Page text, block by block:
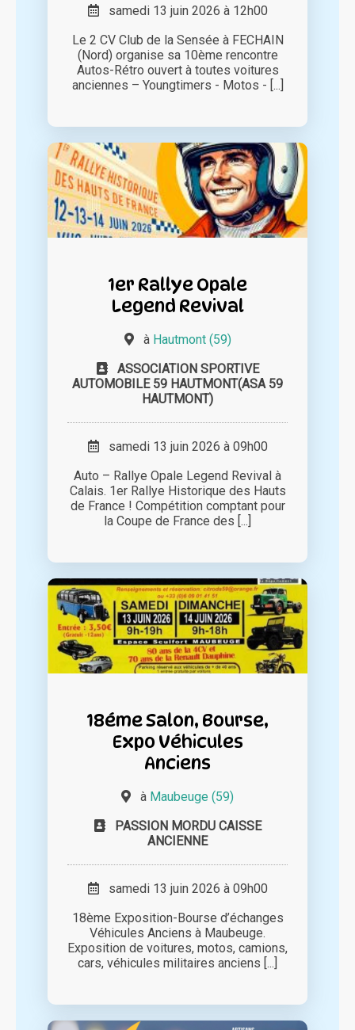
samedi 13 juin 2026 à 12h00
Le 2 CV Club de la Sensée à FECHAIN
(Nord) organise sa 10ème rencontre
Autos-Rétro ouvert à toutes voitures
anciennes – Youngtimers - Motos - [...]
1er Rallye Opale
Legend Revival
à Hautmont (59)
ASSOCIATION SPORTIVE
AUTOMOBILE 59 HAUTMONT(ASA 59
HAUTMONT)
samedi 13 juin 2026 à 09h00
Auto – Rallye Opale Legend Revival à
Calais. 1er Rallye Historique des Hauts
de France ! Compétition comptant pour
la Coupe de France des [...]
18éme Salon, Bourse,
Expo Véhicules
Anciens
à Maubeuge (59)
PASSION MORDU CAISSE
ANCIENNE
samedi 13 juin 2026 à 09h00
18ème Exposition-Bourse d’échanges
Véhicules Anciens à Maubeuge.
Exposition de voitures, motos, camions,
cars, véhicules militaires anciens [...]